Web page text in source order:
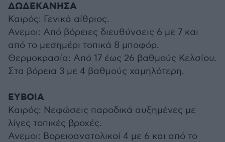
ΔΩΔΕΚΑΝΗΣΑ
Καιρός: Γενικά αίθριος.
Ανεμοι: Από βόρειες διευθύνσεις 6 με 7 και
από το μεσημέρι τοπικά 8 μποφόρ.
Θερμοκρασία: Από 17 έως 26 βαθμούς Κελσίου.
Στα βόρεια 3 με 4 βαθμούς χαμηλότερη.
ΕΥΒΟΙΑ
Καιρός: Νεφώσεις παροδικά αυξημένες με
λίγες τοπικές βροχές.
Ανεμοι: Βορειοανατολικοί 4 με 6 και από το